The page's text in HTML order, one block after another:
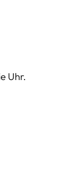
Uhr.